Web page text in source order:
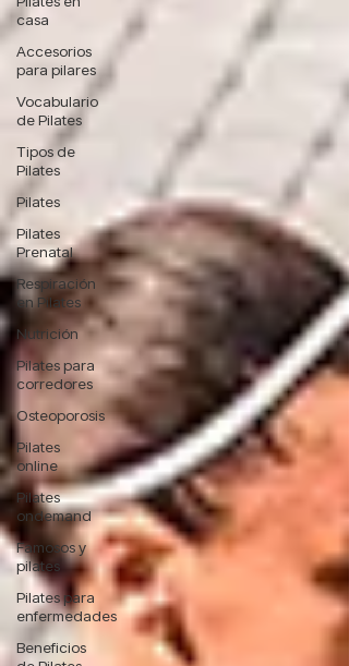
casa
Accesorios
para pilares
Vocabulario
de Pilates
Tipos de
Pilates
Pilates
Pilates
Prenatal
Respiración
en Pilates
Nutrición
Pilates para
corredores
Osteoporosis
Pilates
online
Pilates
ondemand
Famosos y
pilates
Pilates para
enfermedades
Beneficios